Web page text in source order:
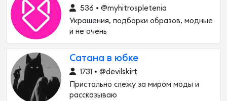
536 • @myhitrospletenia
Украшения, подборки образов, модные
и не очень
Сатана в юбке
1731 • @devilskirt
Пристально слежу за миром моды и
рассказываю